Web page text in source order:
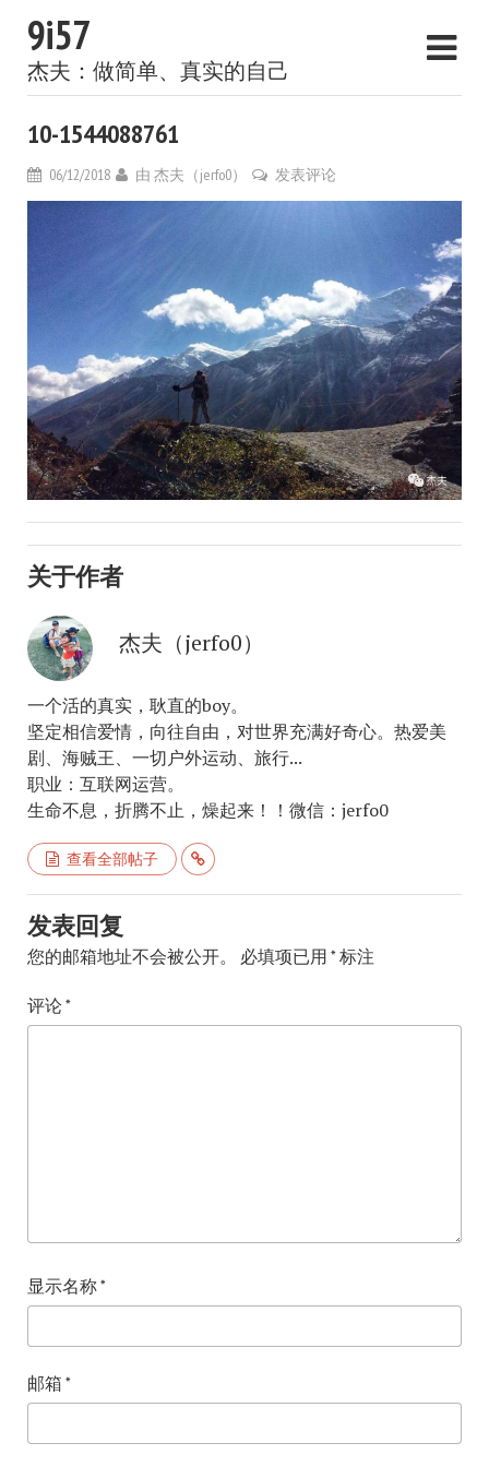
9i57
杰夫：做简单、真实的自己
10-1544088761
06/12/2018 由 杰夫（jerfo0） 发表评论
关于作者
杰夫（jerfo0）
一个活的真实，耿直的boy。
坚定相信爱情，向往自由，对世界充满好奇心。热爱美
剧、海贼王、一切户外运动、旅行...
职业：互联网运营。
生命不息，折腾不止，燥起来！！微信：jerfo0
查看全部帖子
发表回复
您的邮箱地址不会被公开。 必填项已用 *标注
评论*
显示名称*
邮箱 *